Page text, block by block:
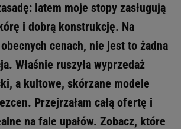
latem moje stopy zasługują
i dobrą konstrukcję. Na
cenach, nie jest to żadna
Właśnie ruszyła wyprzedaż
a kultowe, skórzane modele
Przejrzałam całą ofertę i
na fale upałów. Zobacz, które